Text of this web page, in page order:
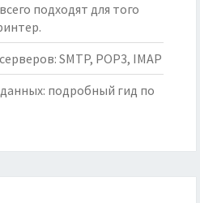
подходят для того
SMTP, POP3, IMAP
подробный гид по